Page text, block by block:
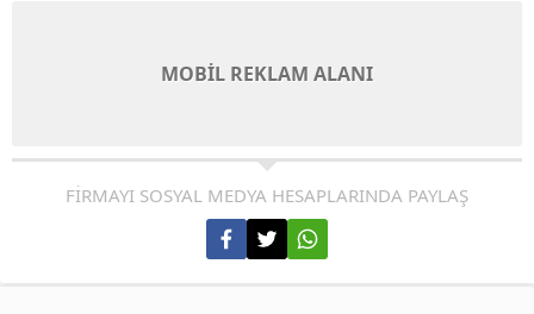
MOBİL REKLAM ALANI
FİRMAYI SOSYAL MEDYA HESAPLARINDA PAYLAŞ